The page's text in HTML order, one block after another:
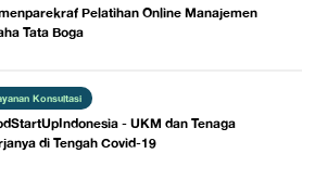
Pelatihan Online Manajemen
Tata Boga
Konsultasi
- UKM dan Tenaga
di Tengah Covid-19